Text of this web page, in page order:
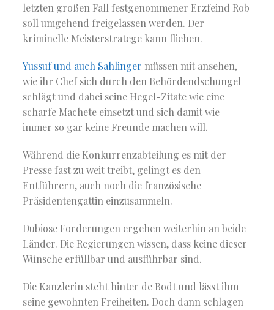
letzten großen Fall festgenommener Erzfeind Rob
soll umgehend freigelassen werden. Der
kriminelle Meisterstratege kann fliehen.
Yussuf und auch Sahlinger müssen mit ansehen,
wie ihr Chef sich durch den Behördendschungel
schlägt und dabei seine Hegel-Zitate wie eine
scharfe Machete einsetzt und sich damit wie
immer so gar keine Freunde machen will.
Während die Konkurrenzabteilung es mit der
Presse fast zu weit treibt, gelingt es den
Entführern, auch noch die französische
Präsidentengattin einzusammeln.
Dubiose Forderungen ergehen weiterhin an beide
Länder. Die Regierungen wissen, dass keine dieser
Wünsche erfüllbar und ausführbar sind.
Die Kanzlerin steht hinter de Bodt und lässt ihm
seine gewohnten Freiheiten. Doch dann schlagen